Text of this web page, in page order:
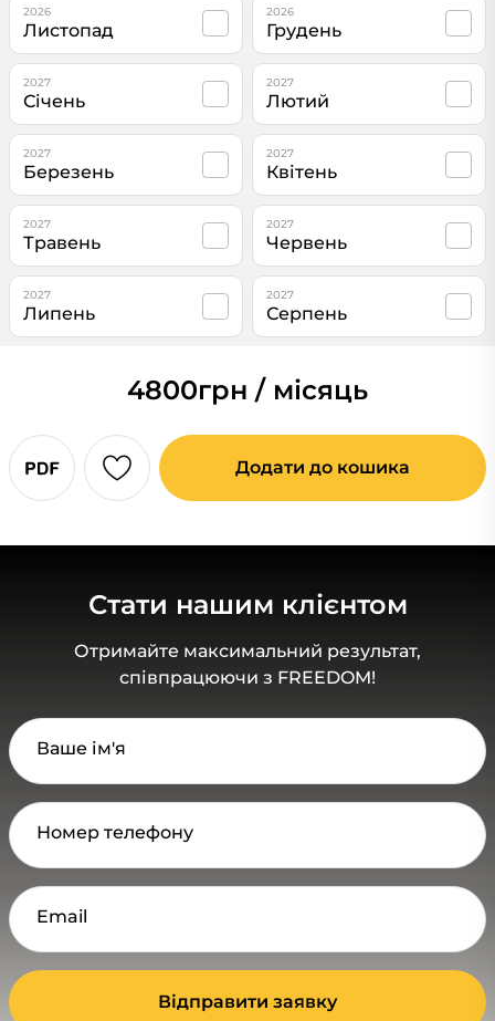
2026
Листопад
2026
Грудень
2027
Січень
2027
Лютий
2027
Березень
2027
Квітень
2027
Травень
2027
Червень
2027
Липень
2027
Серпень
4800грн / місяць
Додати до кошика
Стати нашим клієнтом
Отримайте максимальний результат,
співпрацюючи з FREEDOM!
Ваше ім'я
Номер телефону
Email
Відправити заявку